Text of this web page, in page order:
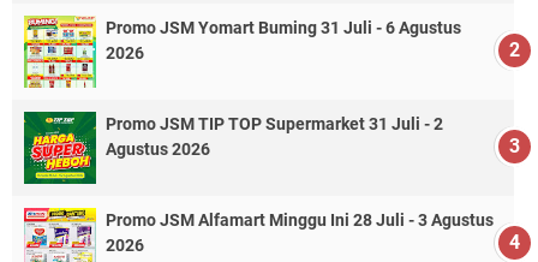
Promo JSM Yomart Buming 31 Juli - 6 Agustus
2026
Promo JSM TIP TOP Supermarket 31 Juli - 2
Agustus 2026
Promo JSM Alfamart Minggu Ini 28 Juli - 3 Agustus
2026